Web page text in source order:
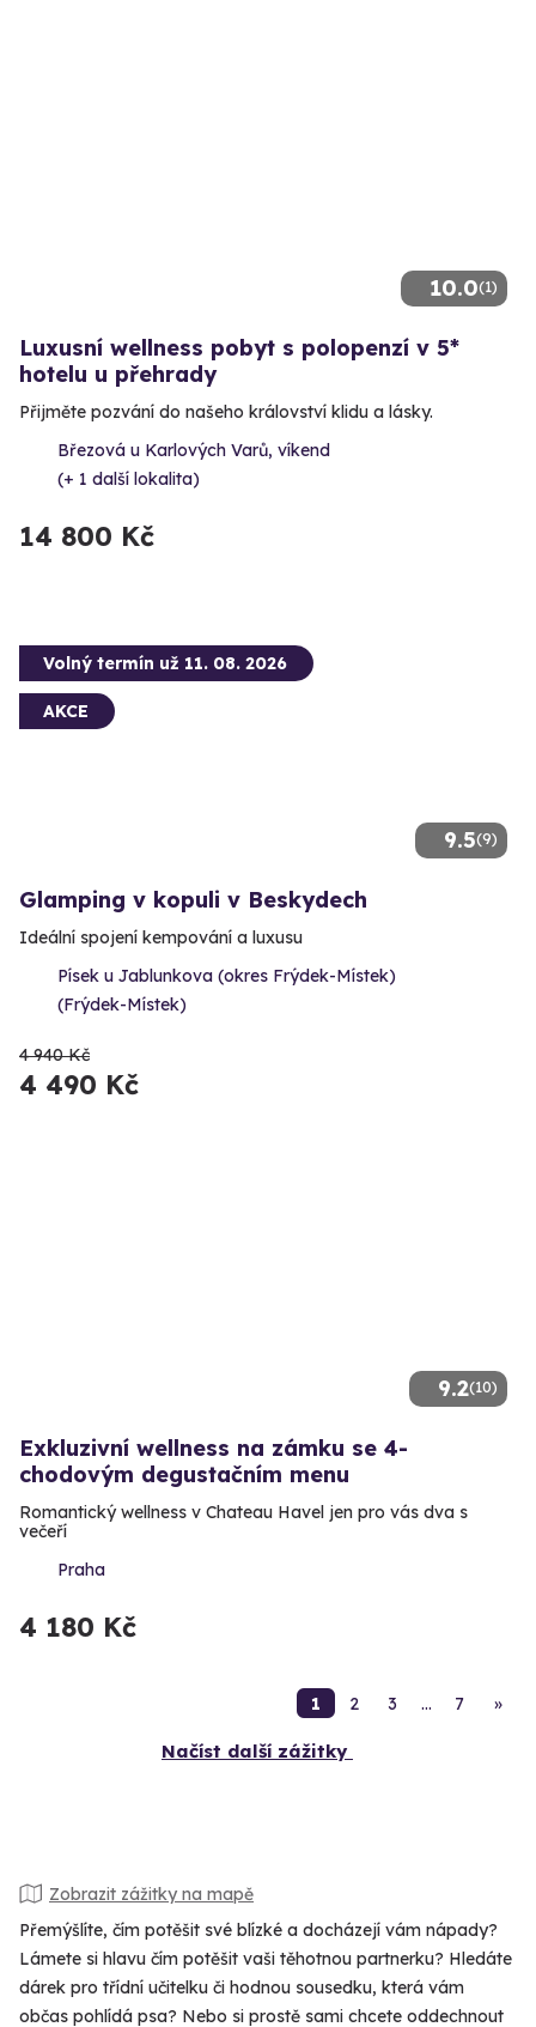
10.0(1)
Luxusní wellness pobyt s polopenzí v 5*
hotelu u přehrady
Přijměte pozvání do našeho království klidu a lásky.
Březová u Karlových Varů, víkend
(+ 1 další lokalita)
14 800 Kč
9.5(9)
Volný termín už 11. 08. 2026
AKCE
Glamping v kopuli v Beskydech
Ideální spojení kempování a luxusu
Písek u Jablunkova (okres Frýdek-Místek)
(Frýdek-Místek)
4 940 Kč
4 490 Kč
9.2(10)
Exkluzivní wellness na zámku se 4-
chodovým degustačním menu
Romantický wellness v Chateau Havel jen pro vás dva s
večeří
Praha
4 180 Kč
1 2 3 … 7 »
Načíst další zážitky
Zobrazit zážitky na mapě
Přemýšlíte, čím potěšit své blízké a docházejí vám nápady?
Lámete si hlavu čím potěšit vaši těhotnou partnerku? Hledáte
dárek pro třídní učitelku či hodnou sousedku, která vám
občas pohlídá psa? Nebo si prostě sami chcete oddechnout